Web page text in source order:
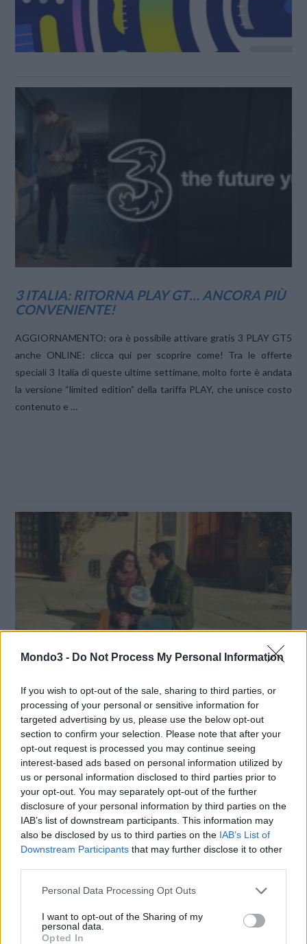
Mondo3 - Do Not Process My Personal Information
If you wish to opt-out of the sale, sharing to third parties, or
processing of your personal or sensitive information for
targeted advertising by us, please use the below opt-out
section to confirm your selection. Please note that after your
opt-out request is processed you may continue seeing
interest-based ads based on personal information utilized by
us or personal information disclosed to third parties prior to
your opt-out. You may separately opt-out of the further
disclosure of your personal information by third parties on the
IAB’s list of downstream participants. This information may
also be disclosed by us to third parties on the IAB’s List of
Downstream Participants that may further disclose it to other
Personal Data Processing Opt Outs
I want to opt-out of the Sharing of my
personal data.
Opted In
VIEW POST
3 ITALIA: RITORNA PLAY GT… ANCORA PIÙ
CONVENIENTE!
AGGIORNAMENTO: ora è possibile attivare gratis 3 PLAY GT5
anche ONLINE: clicca qui per scoprire come! Tra le offerte
speciali 3 Italia di queste ultime settimane, molto forte è andata
la versione “limited edition” della tariffa PLAY, che unisce costo
contenuto e …
OFFERTE SPECIALI PER CHI ENTRA IN 3,
ARRIVA LA PROROGA E… LA NUOVA
TARIFFA PLAY GT
Il vecchio listino con le offerte speciali terminava oggi. In realtà
arrivano proroghe e novità: oltre a Play, anche le offerte
ricaricabili ALL-IN 9 Limited Edition e ALL-IN Start Per Te sono
prorogate sino alla mezzanotte del 12 aprile. Entrambe …